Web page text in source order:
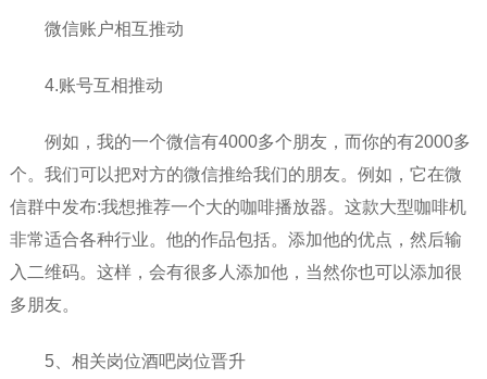
微信账户相互推动
4.账号互相推动
例如，我的一个微信有4000多个朋友，而你的有2000多
个。我们可以把对方的微信推给我们的朋友。例如，它在微
信群中发布:我想推荐一个大的咖啡播放器。这款大型咖啡机
非常适合各种行业。他的作品包括。添加他的优点，然后输
入二维码。这样，会有很多人添加他，当然你也可以添加很
多朋友。
5、相关岗位酒吧岗位晋升